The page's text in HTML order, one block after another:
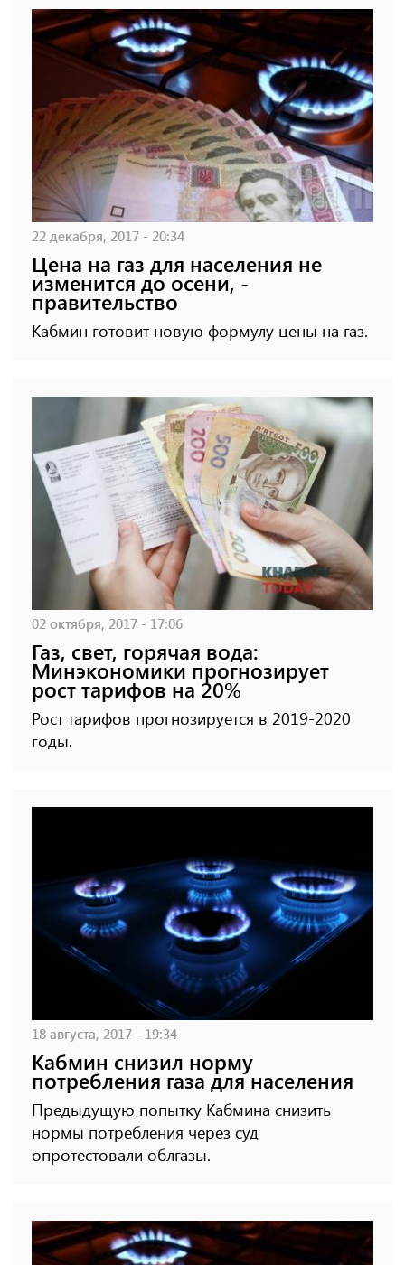
22 декабря, 2017 - 20:34
Цена на газ для населения не
изменится до осени, -
правительство
Кабмин готовит новую формулу цены на газ.
02 октября, 2017 - 17:06
Газ, свет, горячая вода:
Минэкономики прогнозирует
рост тарифов на 20%
Рост тарифов прогнозируется в 2019-2020
годы.
18 августа, 2017 - 19:34
Кабмин снизил норму
потребления газа для населения
Предыдущую попытку Кабмина снизить
нормы потребления через суд
опротестовали облгазы.